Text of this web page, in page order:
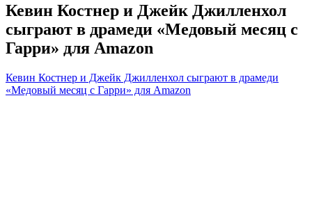
Кевин Костнер и Джейк Джилленхол
сыграют в драмеди «Медовый месяц с
Гарри» для Amazon
Кевин Костнер и Джейк Джилленхол сыграют в драмеди
«Медовый месяц с Гарри» для Amazon